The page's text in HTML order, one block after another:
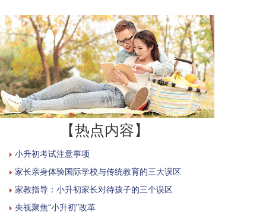
【热点内容】
小升初考试注意事项
家长亲身体验国际学校与传统教育的三大误区
家教指导：小升初家长对待孩子的三个误区
央视聚焦“小升初”改革